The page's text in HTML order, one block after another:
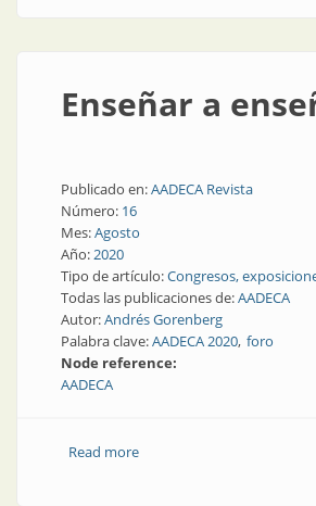
Enseñar a
Publicado en:AADECA Revista
Número: 16
Mes:Agosto
Año:2020
Tipo de artículo:Congresos,
Todas las publicaciones de:AADECA
Autor:Andrés Gorenberg
Palabra clave:AADECA 2020 foro
Node reference:
AADECA
Read moreabout Enseñar a enseñar